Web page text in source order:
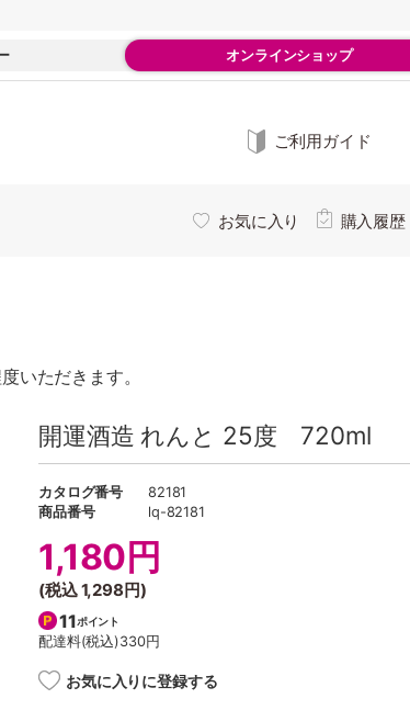
オンラインショップ
ご利用ガイド
お気に入り 購入履歴
いただきます。
開運酒造 れんと 25度 720ml
カタログ番号
82181
商品番号
lq-82181
1,180円
(税込1,298円)
11ポイント
配達料(税込)330円
お気に入りに登録する